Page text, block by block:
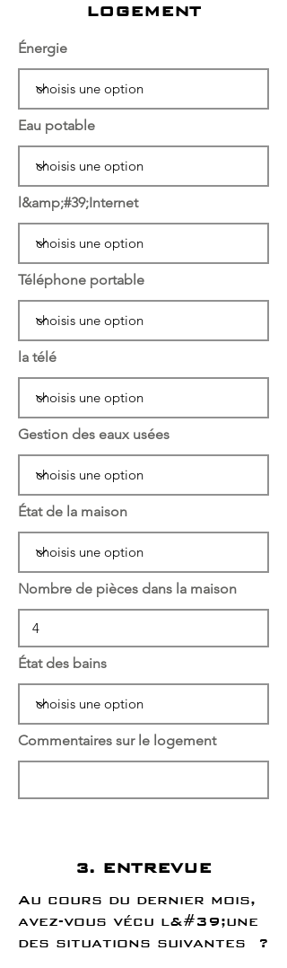
LOGEMENT
Énergie
Eau potable
l&amp;#39;Internet
Téléphone portable
la télé
Gestion des eaux usées
État de la maison
Nombre de pièces dans la maison
État des bains
Commentaires sur le logement
3. ENTREVUE
Au cours du dernier mois,
avez-vous vécu l&#39;une
des situations suivantes ?